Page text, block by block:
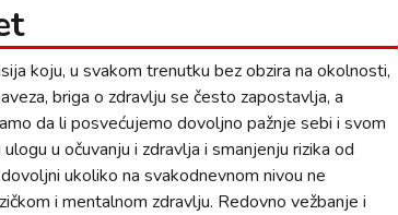
koju, u svakom trenutku bez obzira na okolnosti,
briga o zdravlju se često zapostavlja, a
da li posvećujemo dovoljno pažnje sebi i svom
u očuvanju i zdravlja i smanjenju rizika od
ukoliko na svakodnevnom nivou ne
i mentalnom zdravlju. Redovno vežbanje i